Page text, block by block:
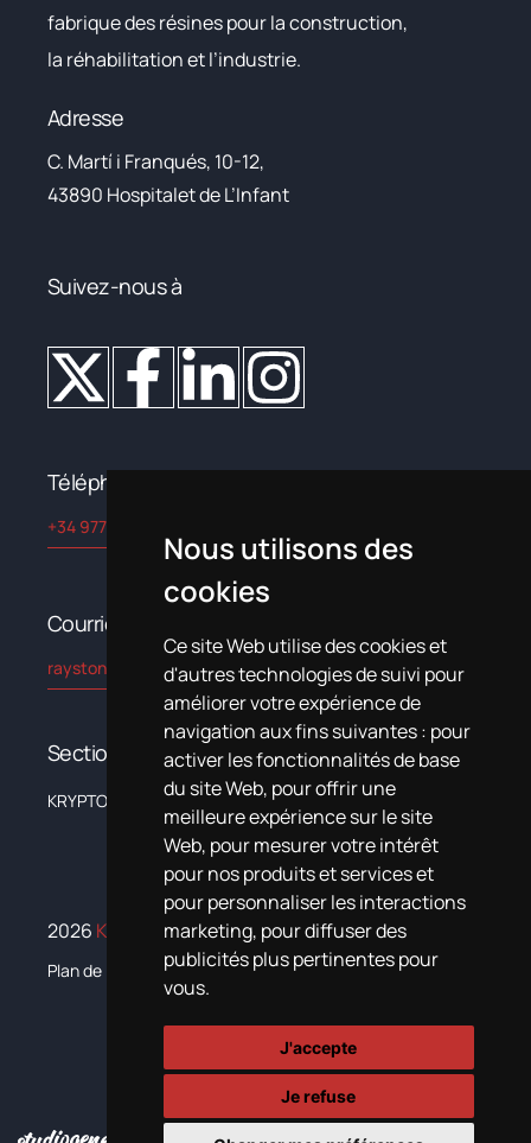
Nous utilisons des
cookies
Ce site Web utilise des cookies et
d'autres technologies de suivi pour
améliorer votre expérience de
navigation aux fins suivantes : pour
activer les fonctionnalités de base
du site Web, pour offrir une
meilleure expérience sur le site
Web, pour mesurer votre intérêt
pour nos produits et services et
pour personnaliser les interactions
marketing, pour diffuser des
publicités plus pertinentes pour
vous.
J'accepte
Je refuse
fabrique des résines pour la construction,
la réhabilitation et l’industrie.
Adresse
C. Martí i Franqués, 10-12,
43890 Hospitalet de L’Infant
Suivez-nous à
Téléphone
+34 977 822 245
Courriel
rayston@kryptonchemical.com
Sections
KRYPTON L’entrepriseSystèmesNouvelles Formation
2026 Krypton Chemical. Tous droits réservés
Plan de igualdad